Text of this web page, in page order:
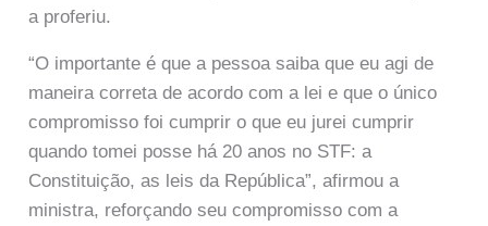
a proferiu.
“O importante é que a pessoa saiba que eu agi de
maneira correta de acordo com a lei e que o único
compromisso foi cumprir o que eu jurei cumprir
quando tomei posse há 20 anos no STF: a
Constituição, as leis da República”, afirmou a
ministra, reforçando seu compromisso com a